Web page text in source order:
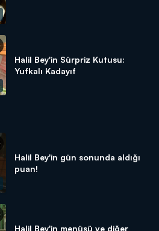
Halil Bey'in Sürpriz Kutusu:
Yufkalı Kadayıf
Halil Bey'in gün sonunda aldığı
puan!
Halil Bey'in menüsü ve diğer